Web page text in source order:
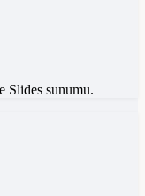
Slides sunumu.